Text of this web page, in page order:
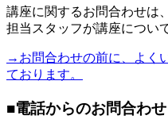
講座に関するお問合わせは
担当スタッフが講座につい
→お問合わせの前に、よく
ております。
■電話からのお問合わせ